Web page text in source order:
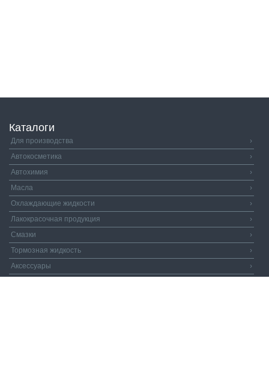
Каталоги
Для производства
›
Автокосметика
›
Автохимия
›
Масла
›
Охлаждающие жидкости
›
Лакокрасочная продукция
›
Смазки
›
Тормозная жидкость
›
Аксессуары
›